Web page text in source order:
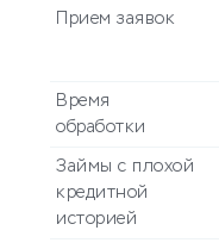
Прием заявок
Время
обработки
Займы с плохой
кредитной
историей